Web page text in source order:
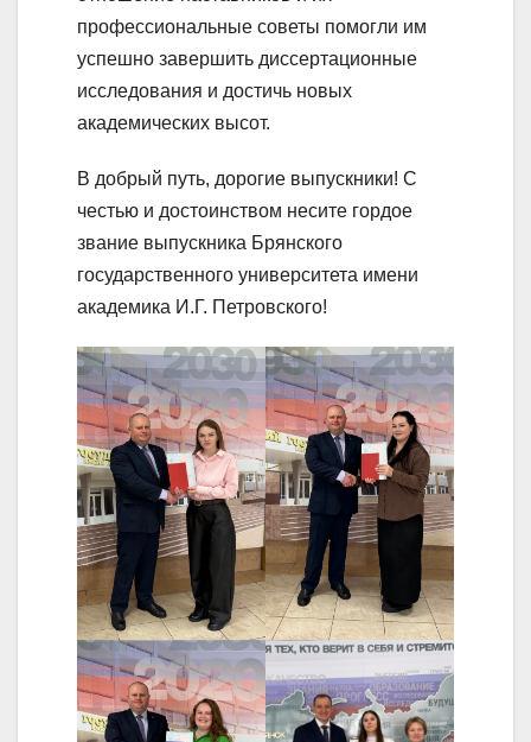
профессиональные советы помогли им
успешно завершить диссертационные
исследования и достичь новых
академических высот.
В добрый путь, дорогие выпускники! С
честью и достоинством несите гордое
звание выпускника Брянского
государственного университета имени
академика И.Г. Петровского!